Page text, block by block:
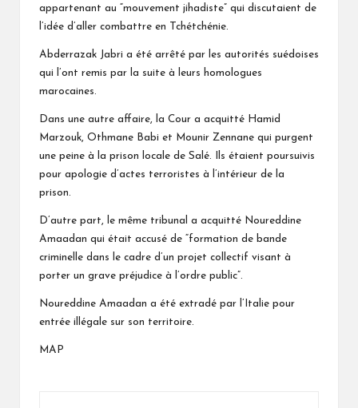
appartenant au “mouvement jihadiste” qui discutaient de
l’idée d’aller combattre en Tchétchénie.
Abderrazak Jabri a été arrêté par les autorités suédoises
qui l’ont remis par la suite à leurs homologues
marocaines.
Dans une autre affaire, la Cour a acquitté Hamid
Marzouk, Othmane Babi et Mounir Zennane qui purgent
une peine à la prison locale de Salé. Ils étaient poursuivis
pour apologie d’actes terroristes à l’intérieur de la
prison.
D’autre part, le même tribunal a acquitté Noureddine
Amaadan qui était accusé de “formation de bande
criminelle dans le cadre d’un projet collectif visant à
porter un grave préjudice à l’ordre public”.
Noureddine Amaadan a été extradé par l’Italie pour
entrée illégale sur son territoire.
MAP